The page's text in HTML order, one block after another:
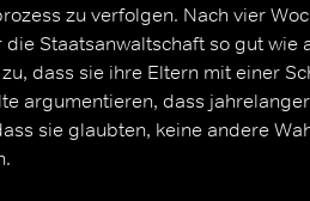
zu verfolgen. Nach vier
Staatsanwaltschaft so gut wie
dass sie ihre Eltern mit einer
argumentieren, dass
sie glaubten, keine andere